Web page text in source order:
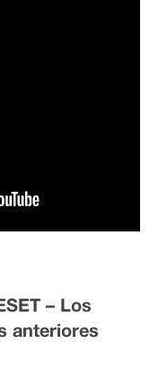
– Los
anteriores